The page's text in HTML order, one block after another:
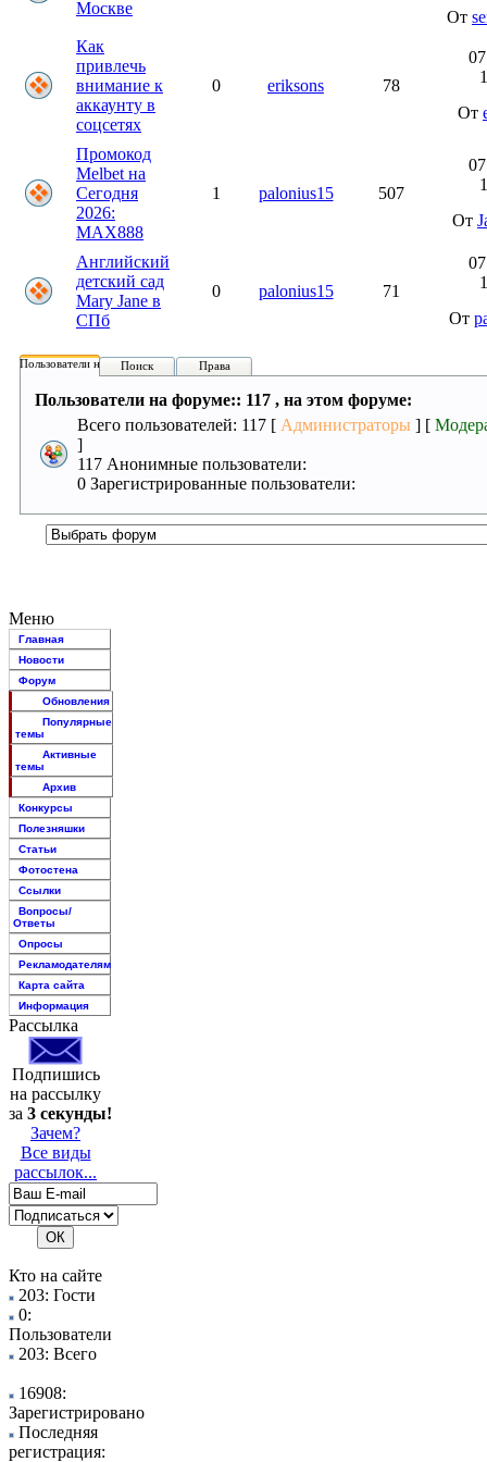
Москве От
Как
привлечь
внимание к
аккаунту в
соцсетях
0 eriksons 78
От
Промокод
Melbet на
Сегодня
2026:
MAX888
1 palonius15 507
От
Английский
детский сад
Mary Jane в
СПб
0 palonius15 71
От
Пользователи на форуме:
Поиск Права
Пользователи на форуме:: 117 , на этом форуме:
Всего пользователей: 117 [ Администраторы ] [
]
117 Анонимные пользователи:
0 Зарегистрированные пользователи:
Меню
Главная
Новости
Форум
Обновления
Популярные
темы
Активные
темы
Архив
Конкурсы
Полезняшки
Статьи
Фотостена
Ссылки
Вопросы/
Ответы
Опросы
Рекламодателям
Карта сайта
Информация
Рассылка
Подпишись
на рассылку
за 3 секунды!
Зачем?
Все виды
рассылок...
Кто на сайте
203: Гости
0:
Пользователи
203: Всего
16908:
Зарегистрировано
Последняя
регистрация: